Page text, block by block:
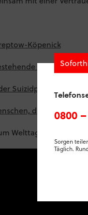
0800 –
Sorgen
Täglich.
Köpenick
Personen
Suizidprävention
die einen
Welttag der